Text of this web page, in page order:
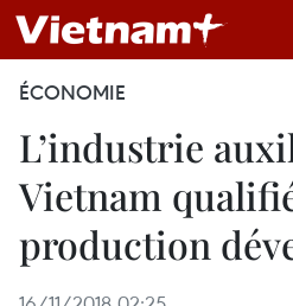
ÉCONOMIE
L’industrie
Vietnam
production